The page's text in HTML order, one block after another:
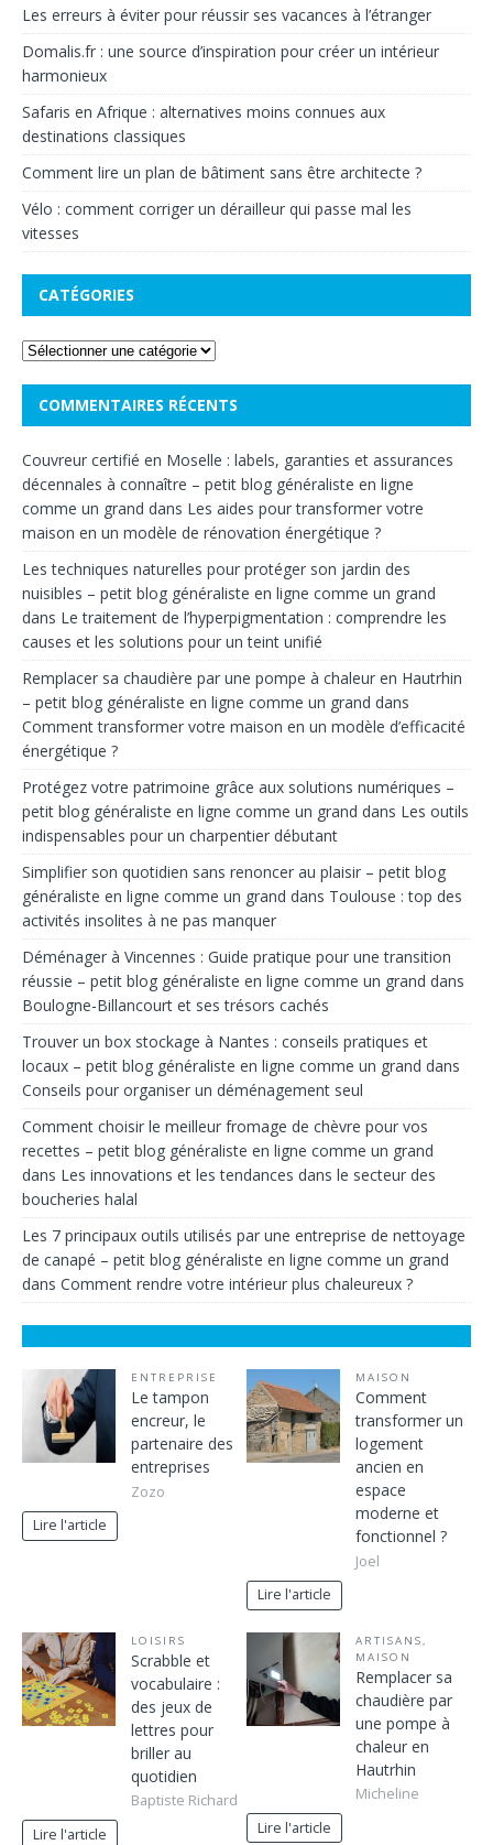
Les erreurs à éviter pour réussir ses vacances à l’étranger
Domalis.fr : une source d’inspiration pour créer un intérieur
harmonieux
Safaris en Afrique : alternatives moins connues aux
destinations classiques
Comment lire un plan de bâtiment sans être architecte ?
Vélo : comment corriger un dérailleur qui passe mal les
vitesses
CATÉGORIES
COMMENTAIRES RÉCENTS
Couvreur certifié en Moselle : labels, garanties et assurances
décennales à connaître – petit blog généraliste en ligne
comme un grand dans Les aides pour transformer votre
maison en un modèle de rénovation énergétique ?
Les techniques naturelles pour protéger son jardin des
nuisibles – petit blog généraliste en ligne comme un grand
dans Le traitement de l’hyperpigmentation : comprendre les
causes et les solutions pour un teint unifié
Remplacer sa chaudière par une pompe à chaleur en Hautrhin
– petit blog généraliste en ligne comme un grand dans
Comment transformer votre maison en un modèle d’efficacité
énergétique ?
Protégez votre patrimoine grâce aux solutions numériques –
petit blog généraliste en ligne comme un grand dans Les outils
indispensables pour un charpentier débutant
Simplifier son quotidien sans renoncer au plaisir – petit blog
généraliste en ligne comme un grand dans Toulouse : top des
activités insolites à ne pas manquer
Déménager à Vincennes : Guide pratique pour une transition
réussie – petit blog généraliste en ligne comme un grand dans
Boulogne-Billancourt et ses trésors cachés
Trouver un box stockage à Nantes : conseils pratiques et
locaux – petit blog généraliste en ligne comme un grand dans
Conseils pour organiser un déménagement seul
Comment choisir le meilleur fromage de chèvre pour vos
recettes – petit blog généraliste en ligne comme un grand
dans Les innovations et les tendances dans le secteur des
boucheries halal
Les 7 principaux outils utilisés par une entreprise de nettoyage
de canapé – petit blog généraliste en ligne comme un grand
dans Comment rendre votre intérieur plus chaleureux ?
ENTREPRISE
Le tampon
encreur, le
partenaire des
entreprises
Zozo
Lire l'article
MAISON
Comment
transformer un
logement
ancien en
espace
moderne et
fonctionnel ?
Joel
Lire l'article
LOISIRS
Scrabble et
vocabulaire :
des jeux de
lettres pour
briller au
quotidien
Baptiste Richard
Lire l'article
ARTISANS,
MAISON
Remplacer sa
chaudière par
une pompe à
chaleur en
Hautrhin
Micheline
Lire l'article